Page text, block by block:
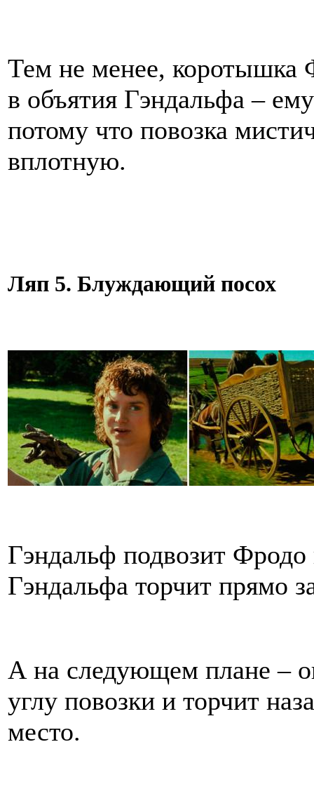
Тем не менее, коротышка
в объятия Гэндальфа –
потому что повозка
вплотную.
Ляп 5. Блуждающий посох
Гэндальф подвозит
Гэндальфа торчит прямо
А на следующем плане –
углу повозки и торчит
место.